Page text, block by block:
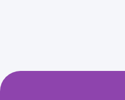
betci giriş